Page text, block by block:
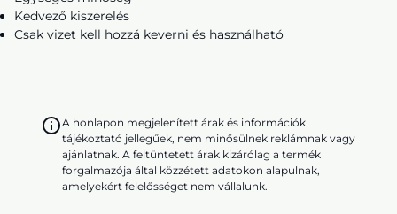
Kedvező kiszerelés
Csak vizet kell hozzá keverni és használható
A honlapon megjelenített árak és információk
tájékoztató jellegűek, nem minősülnek reklámnak vagy
ajánlatnak. A feltüntetett árak kizárólag a termék
forgalmazója által közzétett adatokon alapulnak,
amelyekért felelősséget nem vállalunk.